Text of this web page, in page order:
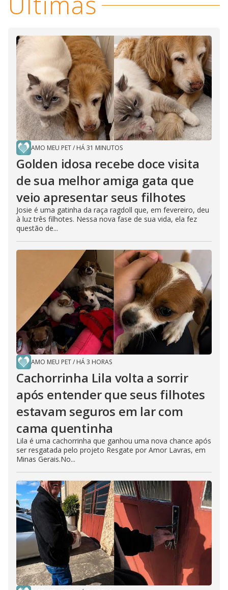
AMO MEU PET/ HÁ 31 MINUTOS
Golden idosa recebe doce visita
de sua melhor amiga gata que
veio apresentar seus filhotes
Josie é uma gatinha da raça ragdoll que, em fevereiro, deu
à luz três filhotes. Nessa nova fase de sua vida, ela fez
questão de...
AMO MEU PET/ HÁ 3 HORAS
Cachorrinha Lila volta a sorrir
após entender que seus filhotes
estavam seguros em lar com
cama quentinha
Lila é uma cachorrinha que ganhou uma nova chance após
ser resgatada pelo projeto Resgate por Amor Lavras, em
Minas Gerais.No...